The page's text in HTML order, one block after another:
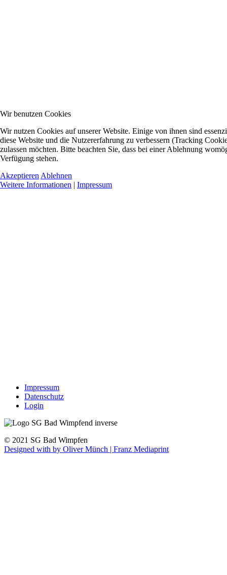
Impressum
Datenschutz
Login
© 2021 SG Bad Wimpfen
Designed with by Oliver Münch | Franz Mediaprint
Wir benutzen Cookies
Wir nutzen Cookies auf unserer Website. Einige von ihnen sind
diese Website und die Nutzererfahrung zu verbessern (Tracking
zulassen möchten. Bitte beachten Sie, dass bei einer Ablehnung
Verfügung stehen.
Akzeptieren Ablehnen
Weitere Informationen | Impressum